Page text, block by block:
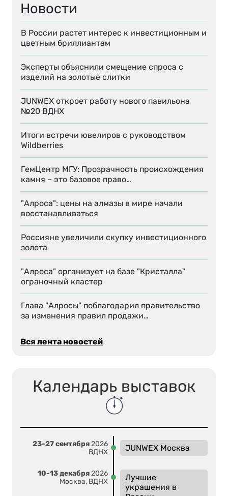
Новости
В России растет интерес к инвестиционным и
цветным бриллиантам
Эксперты объяснили смещение спроса с
изделий на золотые слитки
JUNWEX откроет работу нового павильона
№20 ВДНХ
Итоги встречи ювелиров с руководством
Wildberries
ГемЦентр МГУ: Прозрачность происхождения
камня – это базовое право…
"Алроса": цены на алмазы в мире начали
восстанавливаться
Россияне увеличили скупку инвестиционного
золота
"Алроса" организует на базе "Кристалла"
ограночный кластер
Глава "Алросы" поблагодарил правительство
за изменения правил продажи…
Вся лента новостей
Календарь выставок
23-27 сентября2026
ВДНХ
JUNWEX Москва
10-13 декабря2026
Москва, ВДНХ
Лучшие
украшения в